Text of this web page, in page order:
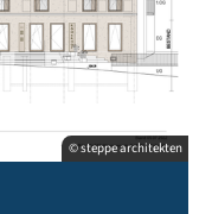
© steppe architekten